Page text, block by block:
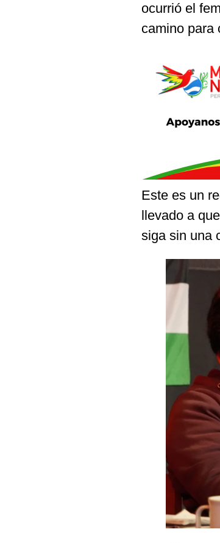
ocurrió el
camino para
Este es un
llevado a
siga sin una